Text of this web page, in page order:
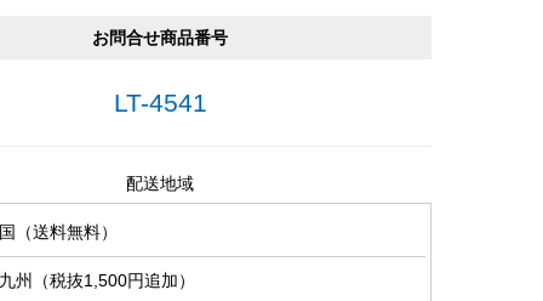
お問合せ商品番号
LT-4541
配送地域
（送料無料）
州（税抜1,500円追加）